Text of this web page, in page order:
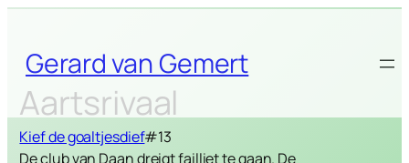
Skip
content
Gerard van Gemert
Aartsrivaal
Kief de goaltjesdief#13
De club van Daan dreigt failliet te gaan. De